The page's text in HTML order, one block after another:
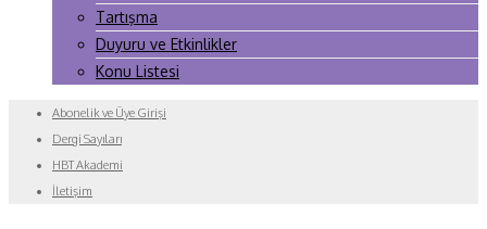
Tartışma
Duyuru ve Etkinlikler
Konu Listesi
Abonelik ve Üye Girişi
Dergi Sayıları
HBT Akademi
İletişim